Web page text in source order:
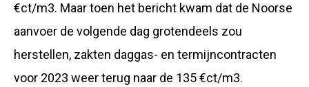
€ct/m3. Maar toen het bericht kwam dat de Noorse
aanvoer de volgende dag grotendeels zou
herstellen, zakten daggas- en termijncontracten
voor 2023 weer terug naar de 135 €ct/m3.